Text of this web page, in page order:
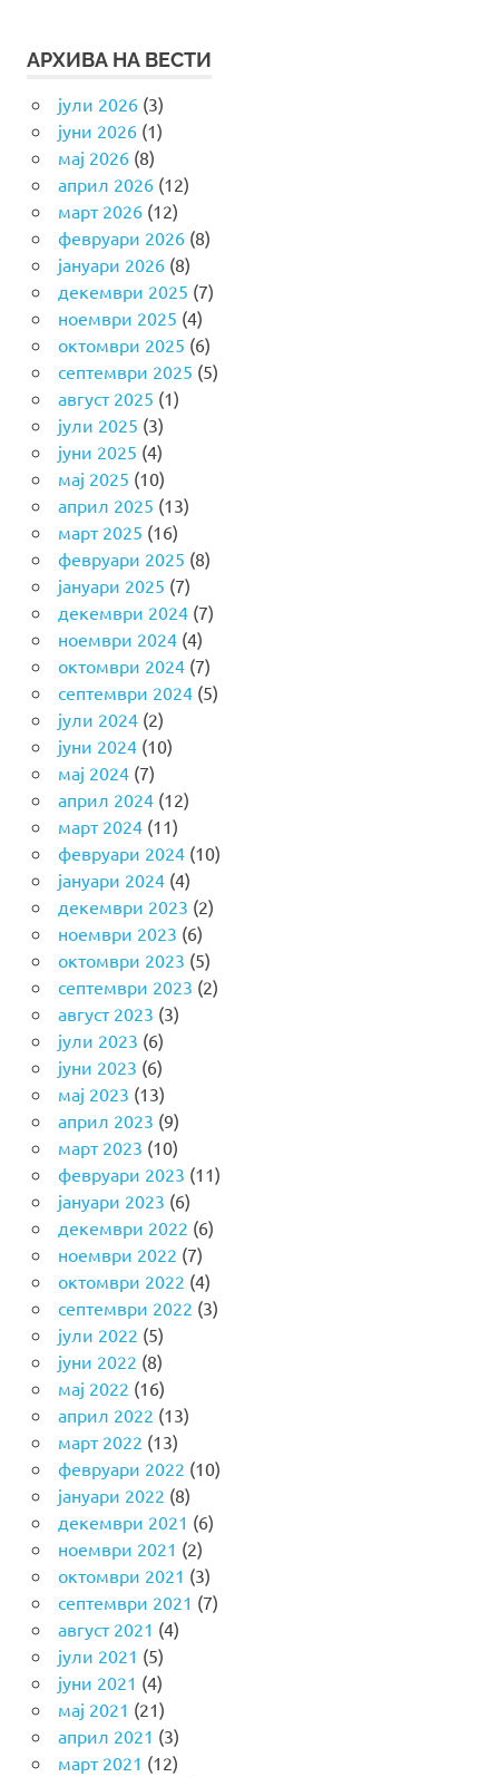
АРХИВА НА ВЕСТИ
јули 2026(3)
јуни 2026(1)
мај 2026(8)
април 2026(12)
март 2026(12)
февруари 2026(8)
јануари 2026(8)
декември 2025 (7)
ноември 2025 (4)
октомври 2025 (6)
септември 2025 (5)
август 2025 (1)
јули 2025 (3)
јуни 2025 (4)
мај 2025 (10)
април 2025 (13)
март 2025 (16)
февруари 2025 (8)
јануари 2025 (7)
декември 2024(7)
ноември 2024(4)
октомври 2024(7)
септември 2024(5)
јули 2024(2)
јуни 2024(10)
мај 2024(7)
април 2024(12)
март 2024(11)
февруари 2024(10)
јануари 2024(4)
декември 2023 (2)
ноември 2023 (6)
октомври 2023 (5)
септември 2023 (2)
август 2023 (3)
јули 2023 (6)
јуни 2023 (6)
мај 2023 (13)
април 2023 (9)
март 2023 (10)
февруари 2023 (11)
јануари 2023 (6)
декември 2022 (6)
ноември 2022 (7)
октомври 2022 (4)
септември 2022 (3)
јули 2022 (5)
јуни 2022 (8)
мај 2022 (16)
април 2022 (13)
март 2022 (13)
февруари 2022 (10)
јануари 2022 (8)
декември 2021 (6)
ноември 2021 (2)
октомври 2021 (3)
септември 2021 (7)
август 2021 (4)
јули 2021 (5)
јуни 2021 (4)
мај 2021 (21)
април 2021 (3)
март 2021 (12)